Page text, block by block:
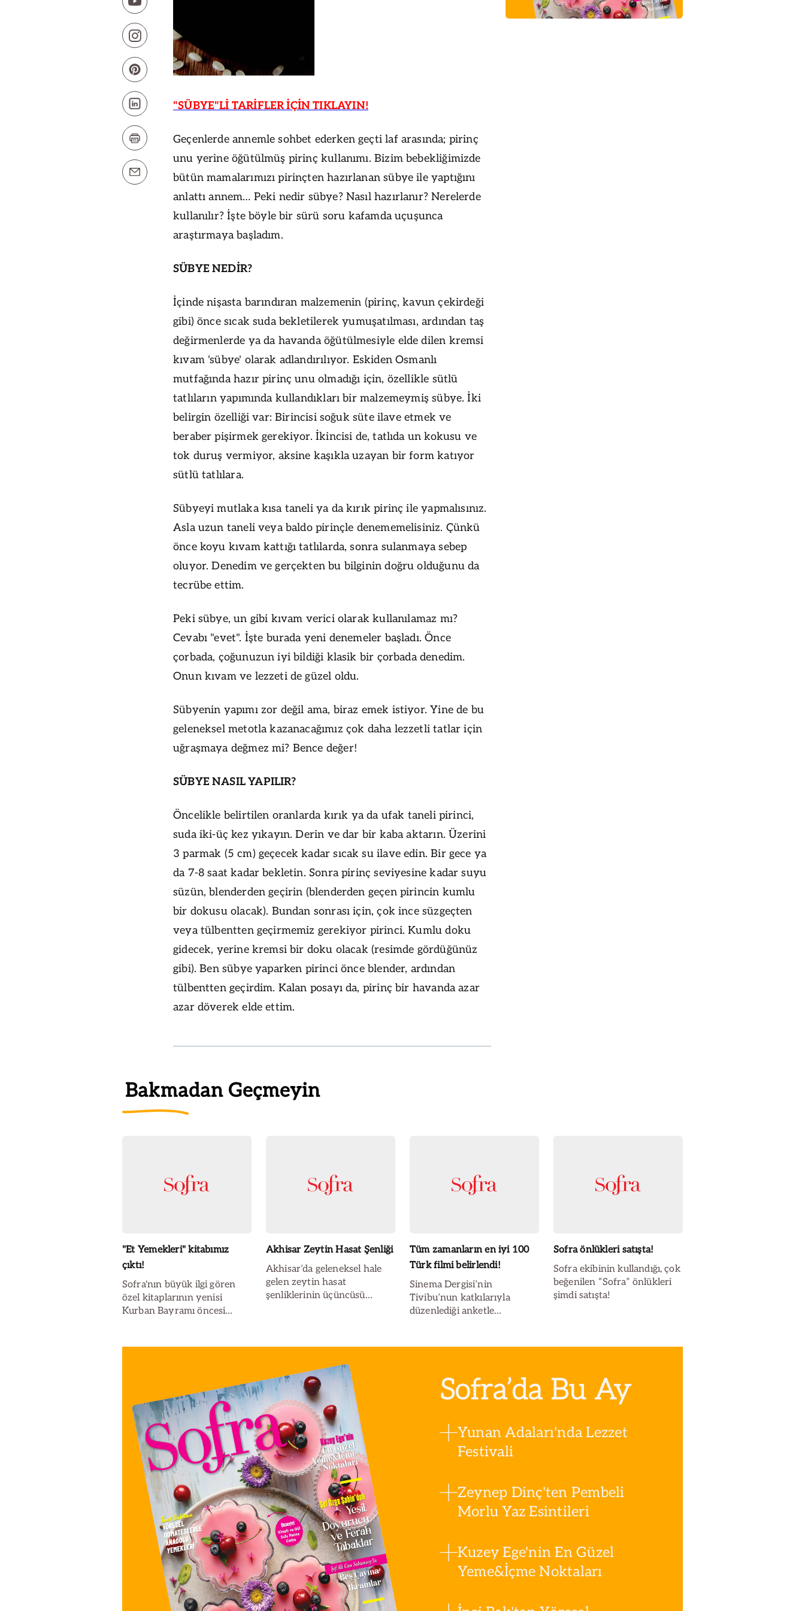
"SÜBYE"Lİ TARİFLER İÇİN TIKLAYIN!
Geçenlerde annemle sohbet ederken geçti laf arasında; pirinç
unu yerine öğütülmüş pirinç kullanımı. Bizim bebekliğimizde
bütün mamalarımızı pirinçten hazırlanan sübye ile yaptığını
anlattı annem… Peki nedir sübye? Nasıl hazırlanır? Nerelerde
kullanılır? İşte böyle bir sürü soru kafamda uçuşunca
araştırmaya başladım.
SÜBYE NEDİR?
İçinde nişasta barındıran malzemenin (pirinç, kavun çekirdeği
gibi) önce sıcak suda bekletilerek yumuşatılması, ardından taş
değirmenlerde ya da havanda öğütülmesiyle elde dilen kremsi
kıvam 'sübye' olarak adlandırılıyor. Eskiden Osmanlı
mutfağında hazır pirinç unu olmadığı için, özellikle sütlü
tatlıların yapımında kullandıkları bir malzemeymiş sübye. İki
belirgin özelliği var: Birincisi soğuk süte ilave etmek ve
beraber pişirmek gerekiyor. İkincisi de, tatlıda un kokusu ve
tok duruş vermiyor, aksine kaşıkla uzayan bir form katıyor
sütlü tatlılara.
Sübyeyi mutlaka kısa taneli ya da kırık pirinç ile yapmalısınız.
Asla uzun taneli veya baldo pirinçle denememelisiniz. Çünkü
önce koyu kıvam kattığı tatlılarda, sonra sulanmaya sebep
oluyor. Denedim ve gerçekten bu bilginin doğru olduğunu da
tecrübe ettim.
Peki sübye, un gibi kıvam verici olarak kullanılamaz mı?
Cevabı "evet". İşte burada yeni denemeler başladı. Önce
çorbada, çoğunuzun iyi bildiği klasik bir çorbada denedim.
Onun kıvam ve lezzeti de güzel oldu.
Sübyenin yapımı zor değil ama, biraz emek istiyor. Yine de bu
geleneksel metotla kazanacağımız çok daha lezzetli tatlar için
uğraşmaya değmez mi? Bence değer!
SÜBYE NASIL YAPILIR?
Öncelikle belirtilen oranlarda kırık ya da ufak taneli pirinci,
suda iki-üç kez yıkayın. Derin ve dar bir kaba aktarın. Üzerini
3 parmak (5 cm) geçecek kadar sıcak su ilave edin. Bir gece ya
da 7-8 saat kadar bekletin. Sonra pirinç seviyesine kadar suyu
süzün, blenderden geçirin (blenderden geçen pirincin kumlu
bir dokusu olacak). Bundan sonrası için, çok ince süzgeçten
veya tülbentten geçirmemiz gerekiyor pirinci. Kumlu doku
gidecek, yerine kremsi bir doku olacak (resimde gördüğünüz
gibi). Ben sübye yaparken pirinci önce blender, ardından
tülbentten geçirdim. Kalan posayı da, pirinç bir havanda azar
azar döverek elde ettim.
Bakmadan Geçmeyin
"Et Yemekleri" kitabımız
çıktı!
Sofra'nın büyük ilgi gören
özel kitaplarının yenisi
Kurban Bayramı öncesi
Akhisar Zeytin Hasat Şenliği
Akhisar’da geleneksel hale
gelen zeytin hasat
şenliklerinin üçüncüsü
Dereköy’deki ağaçlardan
Tüm zamanların en iyi 100
Türk filmi belirlendi!
Sinema Dergisi’nin
Tivibu’nun katkılarıyla
düzenlediği anketle
seçti.
Sofra önlükleri satışta!
Sofra ekibinin kullandığı, çok
beğenilen “Sofra” önlükleri
şimdi satışta!
Sofra’da Bu Ay
Yunan Adaları'nda Lezzet
Festivali
Zeynep Dinç'ten Pembeli
Morlu Yaz Esintileri
Kuzey Ege'nin En Güzel
Yeme&İçme Noktaları